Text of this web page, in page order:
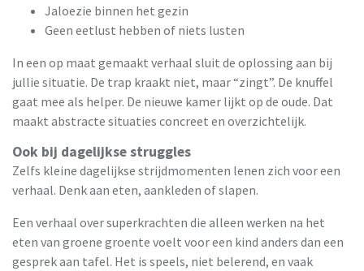
Jaloezie binnen het gezin
Geen eetlust hebben of niets lusten
In een op maat gemaakt verhaal sluit de oplossing aan bij
jullie situatie. De trap kraakt niet, maar “zingt”. De knuffel
gaat mee als helper. De nieuwe kamer lijkt op de oude. Dat
maakt abstracte situaties concreet en overzichtelijk.
Ook bij dagelijkse struggles
Zelfs kleine dagelijkse strijdmomenten lenen zich voor een
verhaal. Denk aan eten, aankleden of slapen.
Een verhaal over superkrachten die alleen werken na het
eten van groene groente voelt voor een kind anders dan een
gesprek aan tafel. Het is speels, niet belerend, en vaak